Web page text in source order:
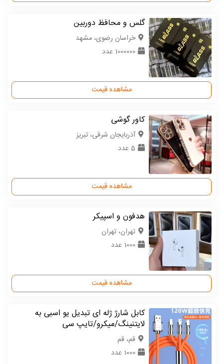
گلس و محافظ دوربین
خراسان رضوی، مشهد
1000000 عدد
مشاهده قیمت
کاور گوشی
آذربایجان شرقی، تبریز
5 عدد
مشاهده قیمت
هدفون و اسپیکر
تهران، تهران
1000 عدد
مشاهده قیمت
کابل شارژ ژله ای تبدیل یو اسبی به
لایتنینگ/میکرو/تایپ سی
قم، قم
1000 عدد